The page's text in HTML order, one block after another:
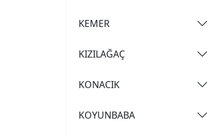
KEMER
KIZILAĞAÇ
KONACIK
KOYUNBABA